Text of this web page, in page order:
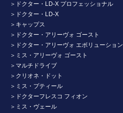
＞ドクター・LD-X プロフェッショナル
＞ドクター・LD-X
＞キャップス
＞ドクター・アリーヴォ ゴースト
＞ドクター・アリーヴォ エボリューション
＞ミス・アリーヴォ ゴースト
＞マルチドライブ
＞クリオネ・ドット
＞ミス・プティール
＞ドクターフレスコ フィオン
＞ミス・ヴェール